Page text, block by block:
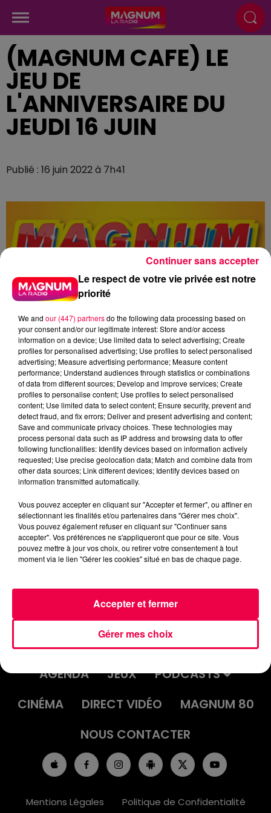
(MAGNUM CAFE) LE
JEU DE
L'ANNIVERSAIRE DU
JEUDI 16 JUIN
Publié : 16 juin 2022 à 7h41
Flash infos
Crédit :Flash infos
podcasts/2022/06/2022-06-16-09-41-
22_20220616_ANNIVERSAIRES.mp3
ACCUEIL INFOS
EMISSIONS
AGENDA
JEUX
PODCASTS
CINÉMA
DIRECT VIDÉO
MAGNUM 80
NOUS CONTACTER
Mentions Légales Politique de Confidentialité
Le respect de votre vie privée est notre
priorité
We and our (447) partnersdo the following data processing based on
your consent and/or our legitimate interest: Store and/or access
information on a device; Use limited data to select advertising; Create
profiles for personalised advertising; Use profiles to select personalised
advertising; Measure advertising performance; Measure content
performance; Understand audiences through statistics or combinations
of data from different sources; Develop and improve services; Create
profiles to personalise content; Use profiles to select personalised
content; Use limited data to select content; Ensure security, prevent and
detect fraud, and fix errors; Deliver and present advertising and content;
Save and communicate privacy choices. These technologies may
process personal data such as IP address and browsing data to offer
following functionalities: Identify devices based on information actively
requested; Use precise geolocation data; Match and combine data from
other data sources; Link different devices; Identify devices based on
information transmitted automatically.
Vous pouvez accepter en cliquant sur "Accepter et fermer", ou affiner en
sélectionnant les finalités et/ou partenaires dans "Gérer mes choix".
Vous pouvez également refuser en cliquant sur "Continuer sans
accepter". Vos préférences ne s'appliqueront que pour ce site. Vous
pouvez mettre à jour vos choix, ou retirer votre consentement à tout
moment via le lien "Gérer les cookies" situé en bas de chaque page.
Gérer mes choix
Accepter et fermer
Continuer sans accepter